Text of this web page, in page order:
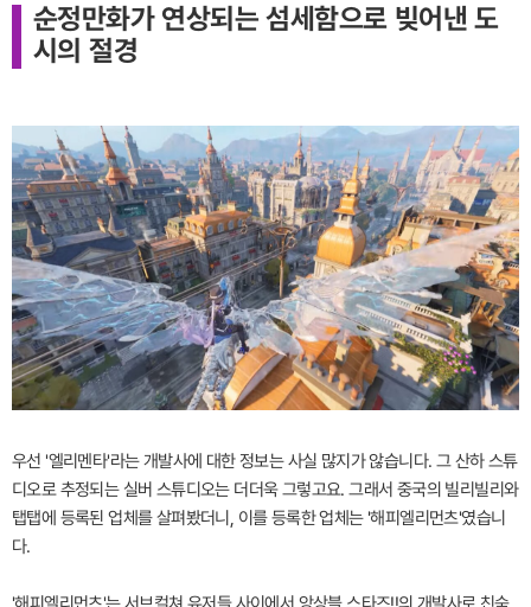
순정만화가 연상되는 섬세함으로 빚어낸 도
시의 절경
우선 '엘리멘타'라는 개발사에 대한 정보는 사실 많지가 않습니다. 그 산하 스튜
디오로 추정되는 실버 스튜디오는 더더욱 그렇고요. 그래서 중국의 빌리빌리와
탭탭에 등록된 업체를 살펴봤더니, 이를 등록한 업체는 '해피엘리먼츠'였습니
다.